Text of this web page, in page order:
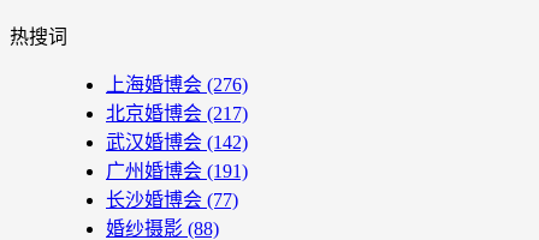
热搜词
上海婚博会 (276)
北京婚博会 (217)
武汉婚博会 (142)
广州婚博会 (191)
长沙婚博会 (77)
婚纱摄影 (88)